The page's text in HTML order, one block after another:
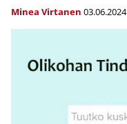
Minea Virtanen 03.06.2024